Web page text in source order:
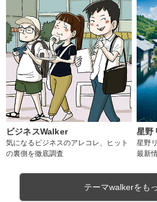
ビジネスWalker
気になるビジネスのアレコレ、ヒット
の裏側を徹底調査
星野
星野
最新
テーマwalkerをも